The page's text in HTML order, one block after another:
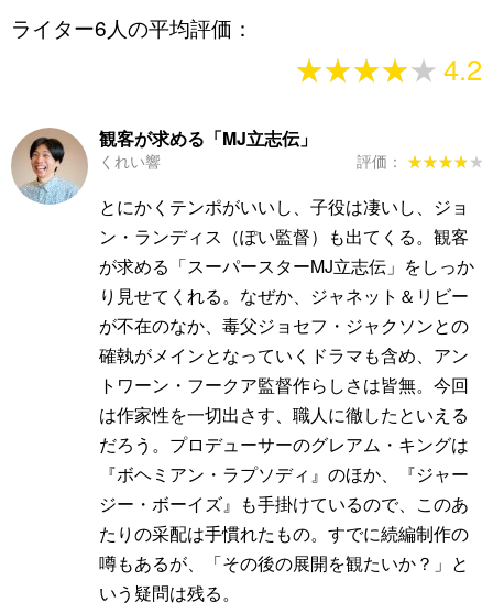
ライター6人の平均評価：
★★★★★
★★★★★4.2
観客が求める「MJ立志伝」
くれい響 評価： ★★★★★
★★★★★
とにかくテンポがいいし、子役は凄いし、ジョ
ン・ランディス（ぽい監督）も出てくる。観客
が求める「スーパースターMJ立志伝」をしっか
り見せてくれる。なぜか、ジャネット＆リビー
が不在のなか、毒父ジョセフ・ジャクソンとの
確執がメインとなっていくドラマも含め、アン
トワーン・フークア監督作らしさは皆無。今回
は作家性を一切出さす、職人に徹したといえる
だろう。プロデューサーのグレアム・キングは
『ボヘミアン・ラプソディ』のほか、『ジャー
ジー・ボーイズ』も手掛けているので、このあ
たりの采配は手慣れたもの。すでに続編制作の
噂もあるが、「その後の展開を観たいか？」と
いう疑問は残る。